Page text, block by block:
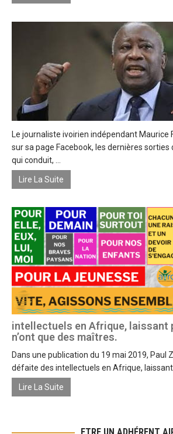
Le journaliste ivoirien indépendant Maurice
sur sa page Facebook, les dernières sorties
qui conduit, ...
Lire La Suite
intellectuels en Afrique, laissant
n’ont que des maîtres.
Dans une publication du 19 mai 2019, Paul
défaite des intellectuels en Afrique, laissant
Lire La Suite